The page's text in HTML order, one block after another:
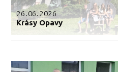
26.06.2026
Krásy Opavy